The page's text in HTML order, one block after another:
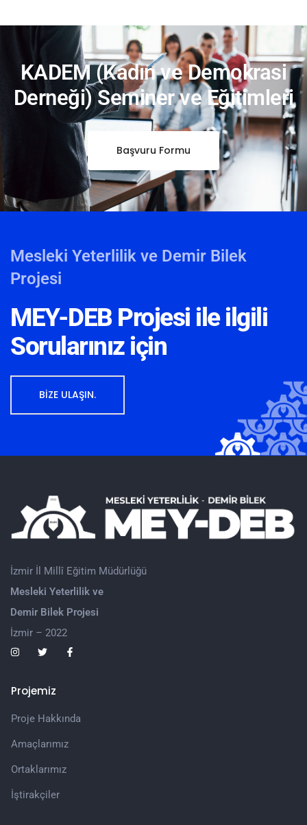
KADEM (Kadın ve Demokrasi
Derneği) Seminer ve Eğitimleri
Başvuru Formu
Mesleki Yeterlilik ve Demir Bilek
Projesi
MEY-DEB Projesi ile ilgili
Sorularınız için
BİZE ULAŞIN.
İzmir İl Millî Eğitim Müdürlüğü
Mesleki Yeterlilik ve
Demir Bilek Projesi
İzmir – 2022
Projemiz
Proje Hakkında
Amaçlarımız
Ortaklarımız
İştirakçiler